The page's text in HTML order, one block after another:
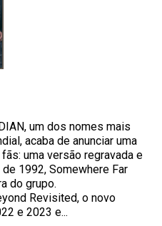
um dos nomes mais
acaba de anunciar uma
uma versão regravada e
1992, Somewhere Far
do grupo.
Revisited, o novo
e 2023 e...